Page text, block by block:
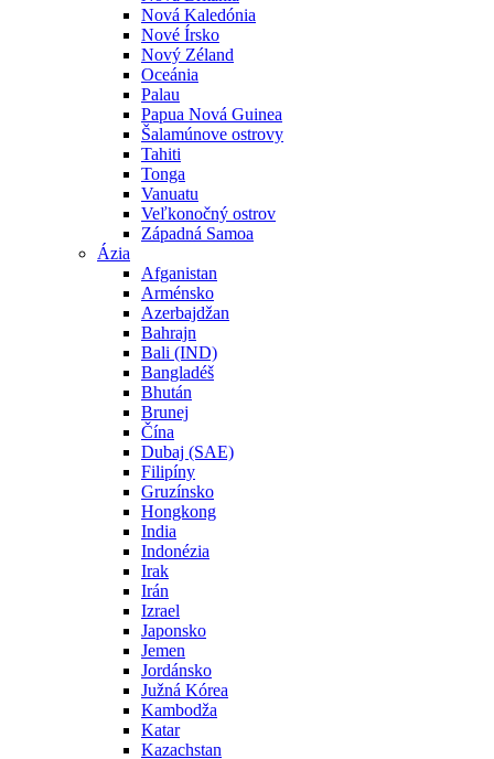
Nová Kaledónia
Nové Írsko
Nový Zéland
Oceánia
Palau
Papua Nová Guinea
Šalamúnove ostrovy
Tahiti
Tonga
Vanuatu
Veľkonočný ostrov
Západná Samoa
Ázia
Afganistan
Arménsko
Azerbajdžan
Bahrajn
Bali (IND)
Bangladéš
Bhután
Brunej
Čína
Dubaj (SAE)
Filipíny
Gruzínsko
Hongkong
India
Indonézia
Irak
Irán
Izrael
Japonsko
Jemen
Jordánsko
Južná Kórea
Kambodža
Katar
Kazachstan